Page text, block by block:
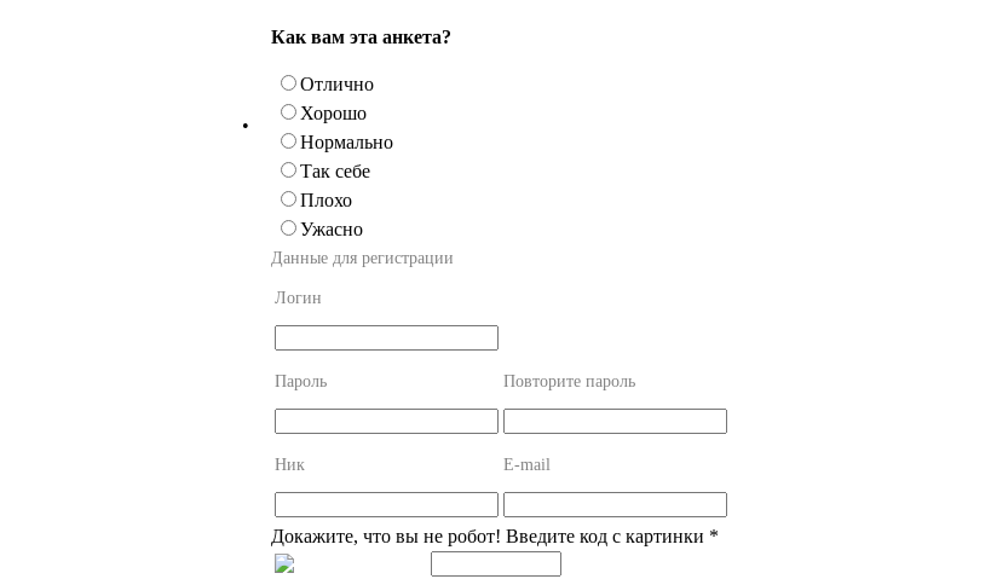
•
Как вам эта анкета?
Отлично
Хорошо
Нормально
Так себе
Плохо
Ужасно
Данные для регистрации
Логин
Пароль Повторите пароль
Ник E-mail
Докажите, что вы не робот! Введите код с картинки *